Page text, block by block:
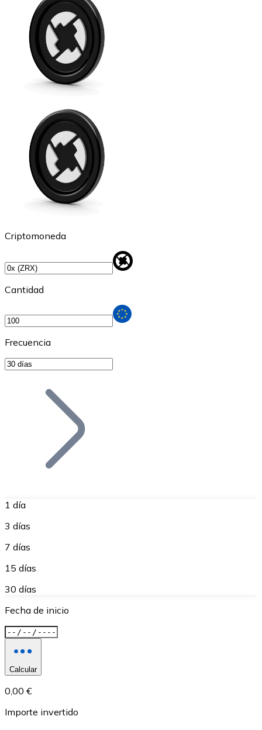
Comprar con tarjeta
Tienda - Tarjetas regalo
Nuevo
Compra tarjetas regalo de tus marcas favoritas con
Criptomoneda
Cantidad
Frecuencia
1 día
3 días
7 días
15 días
30 días
Fecha de inicio
Calcular
0,00 €
Importe invertido